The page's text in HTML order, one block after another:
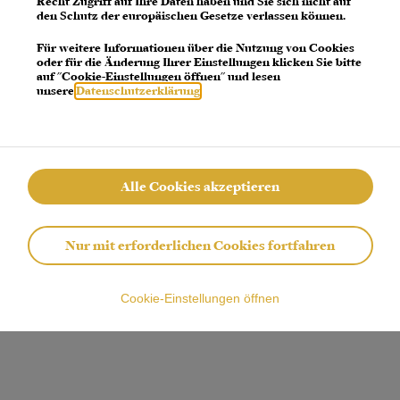
den Schutz der europäischen Gesetze verlassen können.
Für weitere Informationen über die Nutzung von Cookies
oder für die Änderung Ihrer Einstellungen klicken Sie bitte
auf "Cookie-Einstellungen öffnen" und lesen
unsereDatenschutzerklärung.
Alle Cookies akzeptieren
Nur mit erforderlichen Cookies fortfahren
Cookie-Einstellungen öffnen
a client-side exception has occurred (see the browser console for more